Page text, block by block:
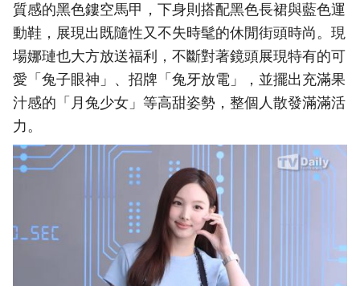
質感的黑色鏤空馬甲，下身則搭配黑色長裙與藍色運
動鞋，展現出既隨性又不失時髦的休閒街頭時尚。現
場娜璉也大方放送福利，不斷對著鏡頭展現特有的可
愛「兔子眼神」、招牌「兔牙放電」，並擺出充滿果
汁感的「月兔少女」等高甜姿勢，整個人散發滿滿活
力。